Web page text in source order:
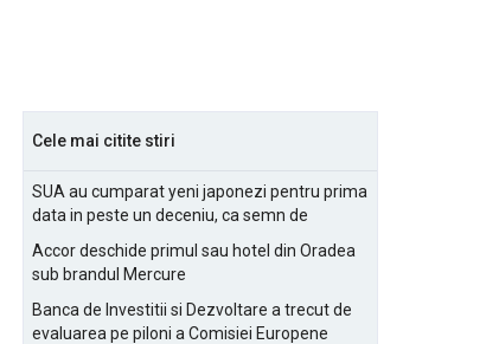
Cele mai citite stiri
SUA au cumparat yeni japonezi pentru prima
data in peste un deceniu, ca semn de
Accor deschide primul sau hotel din Oradea
sub brandul Mercure
Banca de Investitii si Dezvoltare a trecut de
evaluarea pe piloni a Comisiei Europene